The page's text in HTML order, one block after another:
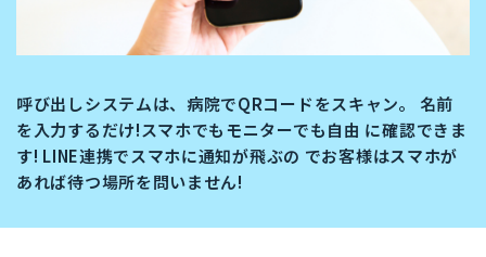
呼び出しシステムは、病院でQRコードをスキャン。 名前
を入力するだけ!スマホでもモニターでも自由 に確認できま
す! LINE連携でスマホに通知が飛ぶの でお客様はスマホが
あれば待つ場所を問いません!